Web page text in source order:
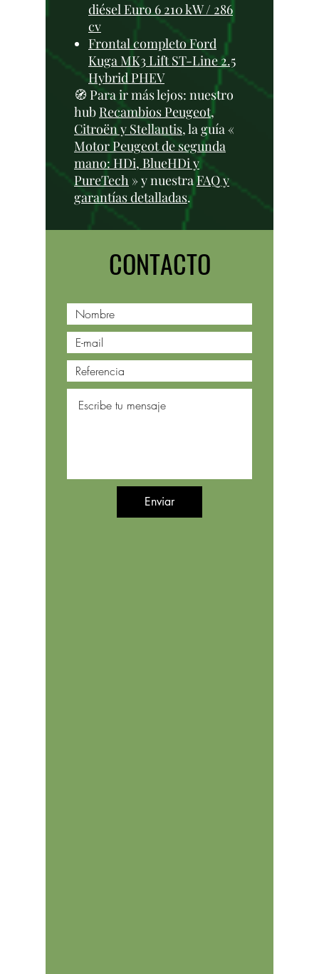
diésel Euro 6 210 kW / 286
cv
Frontal completo Ford
Kuga MK3 Lift ST-Line 2.5
Hybrid PHEV
🧭 Para ir más lejos: nuestro
hub Recambios Peugeot,
Citroën y Stellantis, la guía «
Motor Peugeot de segunda
mano: HDi, BlueHDi y
PureTech » y nuestraFAQ y
garantías detalladas.
CONTACTO
Enviar